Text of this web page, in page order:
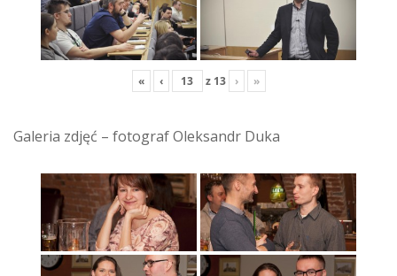
« ‹ z 13 › »
Galeria zdjęć – fotograf Oleksandr Duka